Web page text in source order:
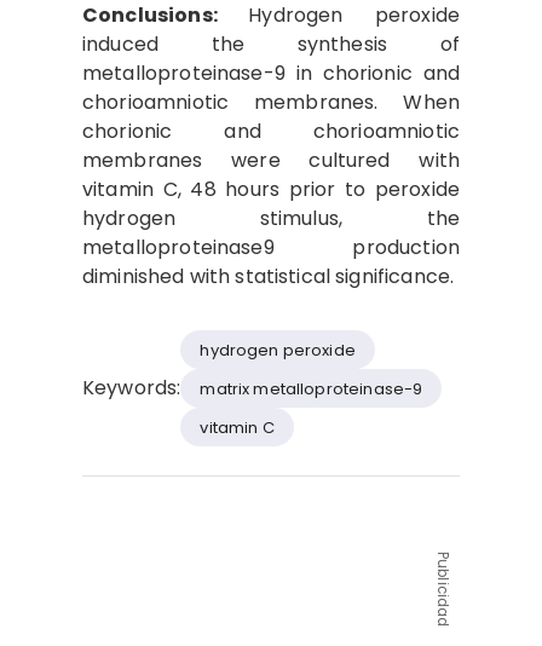
Conclusions: Hydrogen peroxide
induced the synthesis of
metalloproteinase-9 in chorionic and
chorioamniotic membranes. When
chorionic and chorioamniotic
membranes were cultured with
vitamin C, 48 hours prior to peroxide
hydrogen stimulus, the
metalloproteinase9 production
diminished with statistical significance.
Keywords:
hydrogen peroxide
matrix metalloproteinase-9
vitamin C
Publicidad